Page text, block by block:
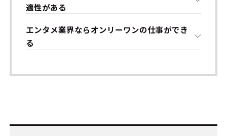
適性がある
エンタメ業界ならオンリーワンの仕事ができ
る